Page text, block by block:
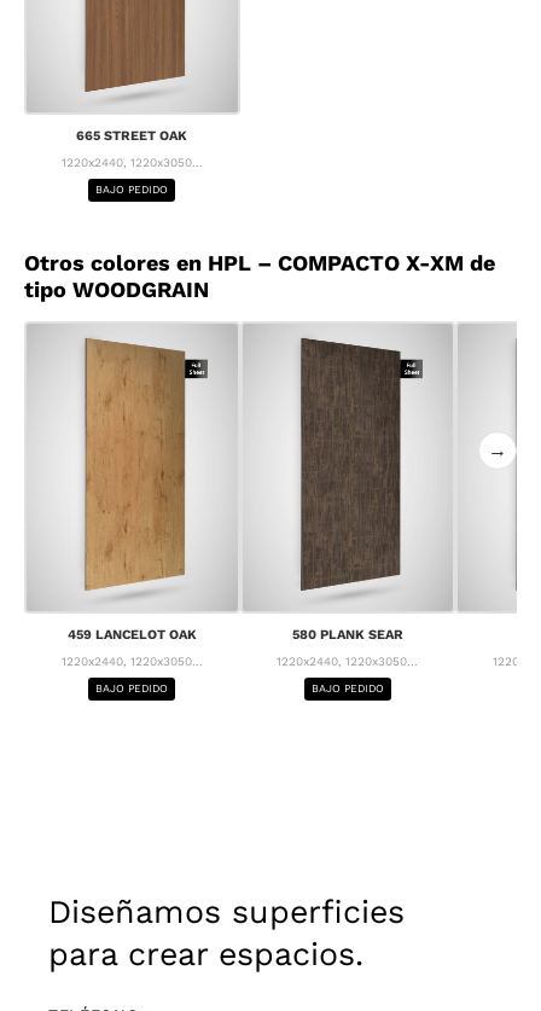
665 STREET OAK
1220x2440, 1220x3050...
BAJO PEDIDO
Otros colores en HPL – COMPACTO X-XM de
tipo WOODGRAIN
459 LANCELOT OAK
1220x2440, 1220x3050...
BAJO PEDIDO
580 PLANK SEAR
1220x2440, 1220x3050...
BAJO PEDIDO
→
Diseñamos superficies
para crear espacios.